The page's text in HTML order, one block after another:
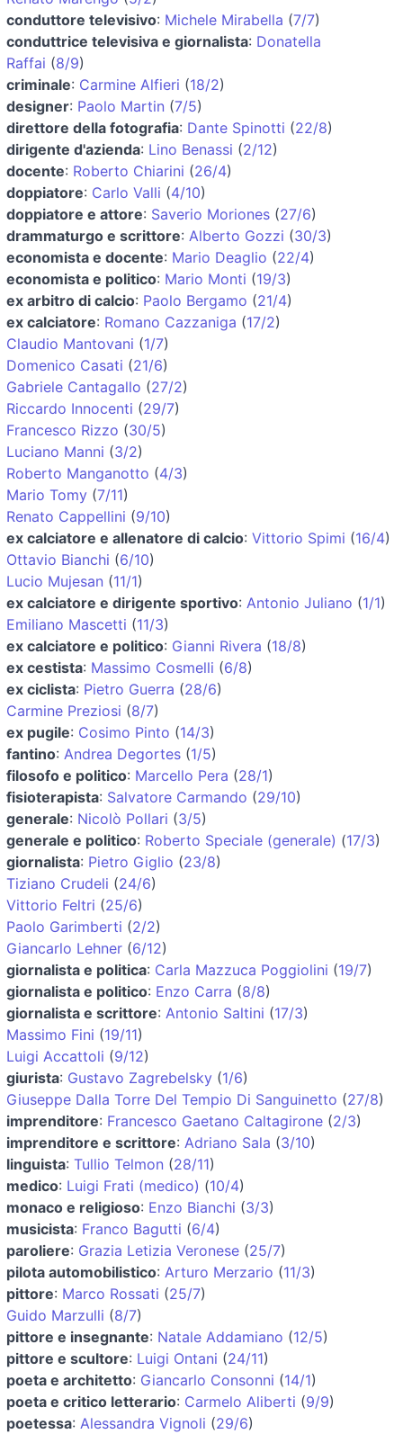
conduttore televisivo: Michele Mirabella (7/7)
conduttrice televisiva e giornalista: Donatella
Raffai (8/9)
criminale: Carmine Alfieri (18/2)
designer: Paolo Martin (7/5)
direttore della fotografia: Dante Spinotti (22/8)
dirigente d'azienda: Lino Benassi (2/12)
docente: Roberto Chiarini (26/4)
doppiatore: Carlo Valli (4/10)
doppiatore e attore: Saverio Moriones (27/6)
drammaturgo e scrittore: Alberto Gozzi (30/3)
economista e docente: Mario Deaglio (22/4)
economista e politico: Mario Monti (19/3)
ex arbitro di calcio: Paolo Bergamo (21/4)
ex calciatore: Romano Cazzaniga (17/2)
Claudio Mantovani (1/7)
Domenico Casati (21/6)
Gabriele Cantagallo (27/2)
Riccardo Innocenti (29/7)
Francesco Rizzo (30/5)
Luciano Manni (3/2)
Roberto Manganotto (4/3)
Mario Tomy (7/11)
Renato Cappellini (9/10)
ex calciatore e allenatore di calcio: Vittorio Spimi (16/4)
Ottavio Bianchi (6/10)
Lucio Mujesan (11/1)
ex calciatore e dirigente sportivo: Antonio Juliano (1/1)
Emiliano Mascetti (11/3)
ex calciatore e politico: Gianni Rivera (18/8)
ex cestista: Massimo Cosmelli (6/8)
ex ciclista: Pietro Guerra (28/6)
Carmine Preziosi (8/7)
ex pugile: Cosimo Pinto (14/3)
fantino: Andrea Degortes (1/5)
filosofo e politico: Marcello Pera (28/1)
fisioterapista: Salvatore Carmando (29/10)
generale: Nicolò Pollari (3/5)
generale e politico: Roberto Speciale (generale) (17/3)
giornalista: Pietro Giglio (23/8)
Tiziano Crudeli (24/6)
Vittorio Feltri (25/6)
Paolo Garimberti (2/2)
Giancarlo Lehner (6/12)
giornalista e politica: Carla Mazzuca Poggiolini (19/7)
giornalista e politico: Enzo Carra (8/8)
giornalista e scrittore: Antonio Saltini (17/3)
Massimo Fini (19/11)
Luigi Accattoli (9/12)
giurista: Gustavo Zagrebelsky (1/6)
Giuseppe Dalla Torre Del Tempio Di Sanguinetto (27/8)
imprenditore: Francesco Gaetano Caltagirone (2/3)
imprenditore e scrittore: Adriano Sala (3/10)
linguista: Tullio Telmon (28/11)
medico: Luigi Frati (medico) (10/4)
monaco e religioso: Enzo Bianchi (3/3)
musicista: Franco Bagutti (6/4)
paroliere: Grazia Letizia Veronese (25/7)
pilota automobilistico: Arturo Merzario (11/3)
pittore: Marco Rossati (25/7)
Guido Marzulli (8/7)
pittore e insegnante: Natale Addamiano (12/5)
pittore e scultore: Luigi Ontani (24/11)
poeta e architetto: Giancarlo Consonni (14/1)
poeta e critico letterario: Carmelo Aliberti (9/9)
poetessa: Alessandra Vignoli (29/6)